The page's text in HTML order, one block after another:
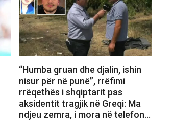
“Humba gruan dhe djalin, ishin
nisur për në punë”, rrëfimi
rrëqethës i shqiptarit pas
aksidentit tragjik në Greqi: Ma
ndjeu zemra, i mora në telefon…